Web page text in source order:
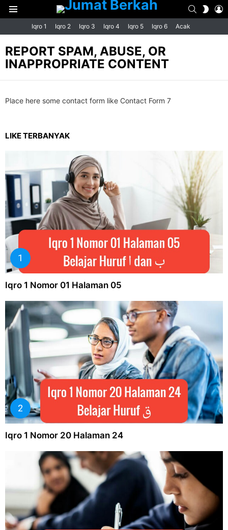
Menu
SEARCH
SKIN
Iqro 1 Iqro 2 Iqro 3 Iqro 4 Iqro 5 Iqro 6 Acak
REPORT SPAM, ABUSE, OR
INAPPROPRIATE CONTENT
Place here some contact form like Contact Form 7
LIKE TERBANYAK
Iqro 1 Nomor 01 Halaman 05
Iqro 1 Nomor 20 Halaman 24